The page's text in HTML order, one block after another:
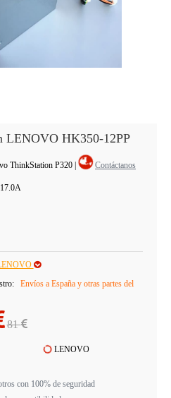
LENOVO HK350-12PP
ThinkStation P320 Contáctanos
Envíos a España y otras partes del
81
LENOVO
con 100% de seguridad